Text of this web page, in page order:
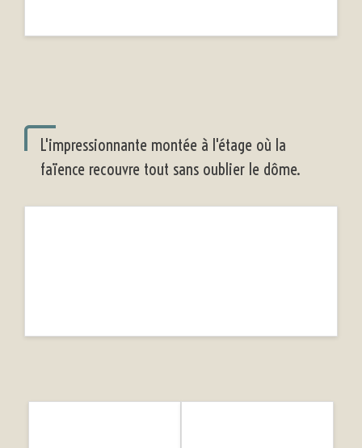
L'impressionnante montée à l'étage où la
faïence recouvre tout sans oublier le dôme.